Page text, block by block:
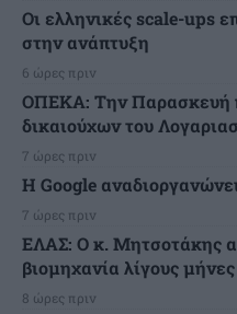
Οι ελληνικές scale-ups
στην ανάπτυξη
6 ώρες πριν
ΟΠΕΚΑ: Την Παρασκευή
δικαιούχων του
7 ώρες πριν
H Google
7 ώρες πριν
ΕΛΑΣ: Ο κ. Μητσοτάκης
βιομηχανία λίγους
8 ώρες πριν